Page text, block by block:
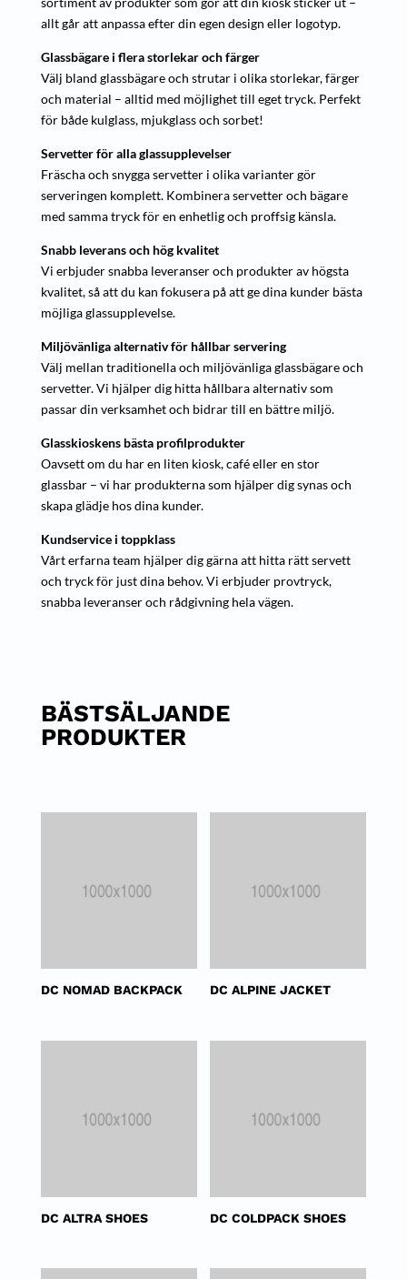
allt går att anpassa efter din egen design eller logotyp.
Glassbägare i flera storlekar och färger
Välj bland glassbägare och strutar i olika storlekar, färger
och material – alltid med möjlighet till eget tryck. Perfekt
för både kulglass, mjukglass och sorbet!
Servetter för alla glassupplevelser
Fräscha och snygga servetter i olika varianter gör
serveringen komplett. Kombinera servetter och bägare
med samma tryck för en enhetlig och proffsig känsla.
Snabb leverans och hög kvalitet
Vi erbjuder snabba leveranser och produkter av högsta
kvalitet, så att du kan fokusera på att ge dina kunder bästa
möjliga glassupplevelse.
Miljövänliga alternativ för hållbar servering
Välj mellan traditionella och miljövänliga glassbägare och
servetter. Vi hjälper dig hitta hållbara alternativ som
passar din verksamhet och bidrar till en bättre miljö.
Glasskioskens bästa profilprodukter
Oavsett om du har en liten kiosk, café eller en stor
glassbar – vi har produkterna som hjälper dig synas och
skapa glädje hos dina kunder.
Kundservice i toppklass
Vårt erfarna team hjälper dig gärna att hitta rätt servett
och tryck för just dina behov. Vi erbjuder provtryck,
snabba leveranser och rådgivning hela vägen.
BÄSTSÄLJANDE
PRODUKTER
DC NOMAD BACKPACK DC ALPINE JACKET
DC ALTRA SHOES DC COLDPACK SHOES